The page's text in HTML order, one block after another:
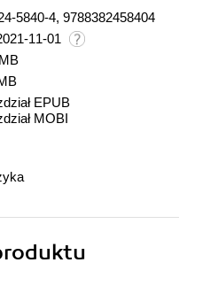
5840-4, 9788382458404
11-01
EPUB
MOBI